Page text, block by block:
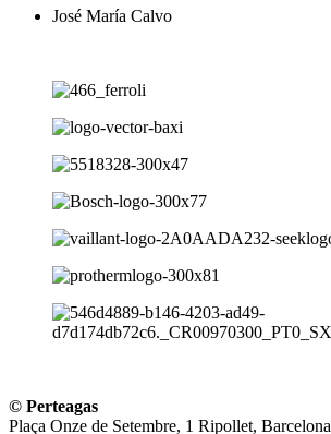
José María Calvo
© Perteagas
Plaça Onze de Setembre, 1 Ripollet, Barcelona